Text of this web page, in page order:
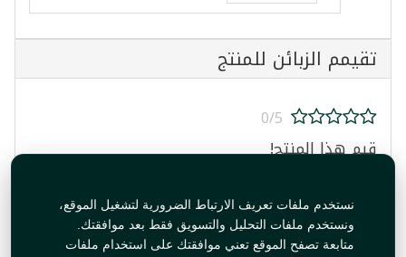
نستخدم ملفات تعريف الارتباط الضرورية لتشغيل الموقع،
ونستخدم ملفات التحليل والتسويق فقط بعد موافقتك.
متابعة تصفح الموقع تعني موافقتك على استخدام ملفات
تقيمم الزبائن للمنتج
0/5
قيم هذا المنتج!